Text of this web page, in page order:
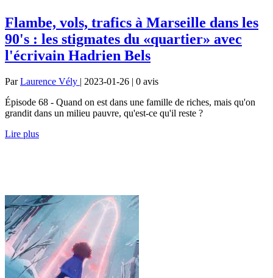
Flambe, vols, trafics à Marseille dans les
90's : les stigmates du «quartier» avec
l'écrivain Hadrien Bels
ParLaurence Vély | 2023-01-26 | 0 avis
Épisode 68 - Quand on est dans une famille de riches, mais qu'on
grandit dans un milieu pauvre, qu'est-ce qu'il reste ?
Lire plus